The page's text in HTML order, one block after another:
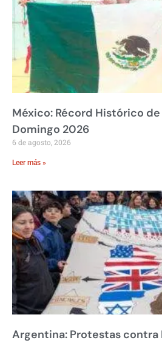
México: Récord Histórico
Domingo 2026
6 de agosto, 2026
Leer más »
Argentina: Protestas contra